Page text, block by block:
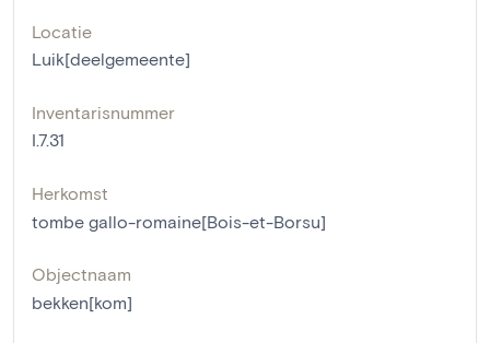
Locatie
Luik[deelgemeente]
Inventarisnummer
I.7.31
Herkomst
tombe gallo-romaine[Bois-et-Borsu]
Objectnaam
bekken[kom]